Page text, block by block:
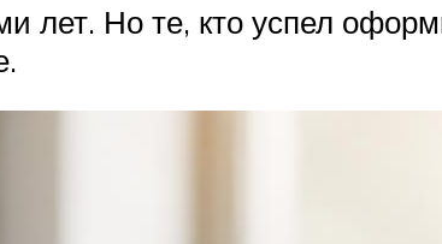
лет. Но те, кто успел